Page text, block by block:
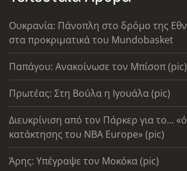
Ουκρανία: Πάνοπλη στο δρόμο της
στα προκριματικά του Mundobasket
Παπάγου: Ανακοίνωσε τον Μπίσοπ (pic)
Πρωτέας: Στη Βούλα η Ιγουάλα (pic)
Διευκρίνιση από τον Πάρκερ για το...
κατάκτησης του ΝΒΑ Europe» (pic)
Άρης: Υπέγραψε τον Μοκόκα (pic)